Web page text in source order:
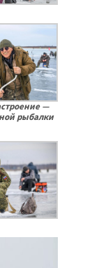
—
рыбалки